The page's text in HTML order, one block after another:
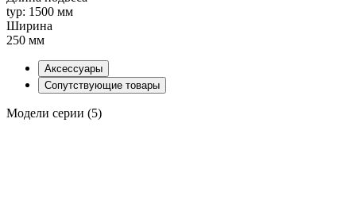
typ: 1500 мм
Ширина
250 мм
Аксессуары
Сопутствующие товары
Модели серии (5)